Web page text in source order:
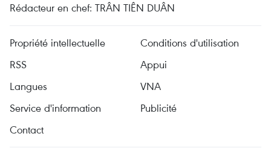
Rédacteur en chef: TRÂN TIÊN DUÂN
Propriété intellectuelle
Conditions d'utilisation
RSS
Appui
Langues
VNA
Service d'information
Publicité
Contact